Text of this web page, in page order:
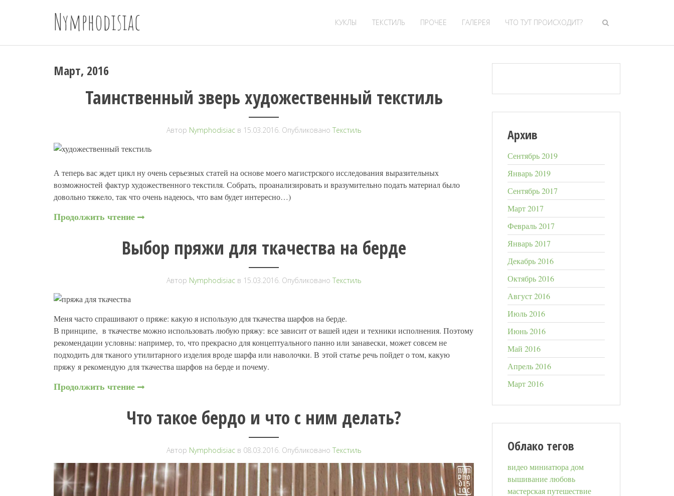
Nymphodisiac КУКЛЫ ТЕКСТИЛЬ ПРОЧЕЕ ГАЛЕРЕЯ ЧТО ТУТ ПРОИСХОДИТ?
Март, 2016
Таинственный зверь художественный текстиль
Автор Nymphodisiacв 15.03.2016. Опубликовано Текстиль
А теперь вас ждет цикл ну очень серьезных статей на основе моего магистрского исследования выразительных
возможностей фактур художественного текстиля. Собрать, проанализировать и вразумительно подать материал было
довольно тяжело, так что очень надеюсь, что вам будет интересно…)
Продолжить чтение
Выбор пряжи для ткачества на берде
Автор Nymphodisiacв 15.03.2016. Опубликовано Текстиль
Меня часто спрашивают о пряже: какую я использую для ткачества шарфов на берде.
В принципе, в ткачестве можно использовать любую пряжу: все зависит от вашей идеи и техники исполнения. Поэтому
рекомендации условны: например, то, что прекрасно для концептуального панно или занавески, может совсем не
подходить для тканого утилитарного изделия вроде шарфа или наволочки. В этой статье речь пойдет о том, какую
пряжу я рекомендую для ткачества шарфов на берде и почему.
Продолжить чтение
Что такое бердо и что с ним делать?
Автор Nymphodisiacв 08.03.2016. Опубликовано Текстиль
Архив
Сентябрь 2019
Январь 2019
Сентябрь 2017
Март 2017
Февраль 2017
Январь 2017
Декабрь 2016
Октябрь 2016
Август 2016
Июль 2016
Июнь 2016
Май 2016
Апрель 2016
Март 2016
Облако тегов
видео миниатюра дом
вышивание любовь
мастерская путешествие